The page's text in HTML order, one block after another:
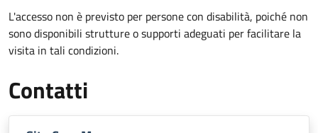
L'accesso non è previsto per persone con disabilità, poiché non
sono disponibili strutture o supporti adeguati per facilitare la
visita in tali condizioni.
Contatti